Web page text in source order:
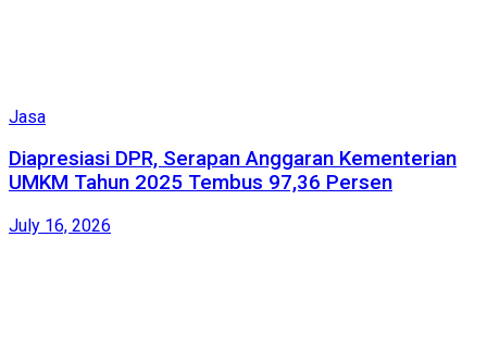
Jasa
Diapresiasi DPR, Serapan Anggaran Kementerian
UMKM Tahun 2025 Tembus 97,36 Persen
July 16, 2026